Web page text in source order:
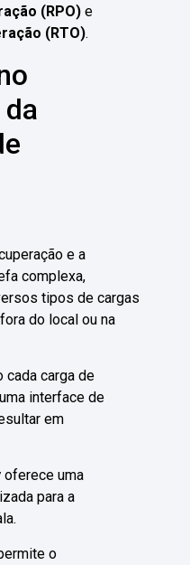
(RPO) e
(RTO).
e a
complexa,
tipos de cargas
do local ou na
cada carga de
interface de
em
oferece uma
para a
o